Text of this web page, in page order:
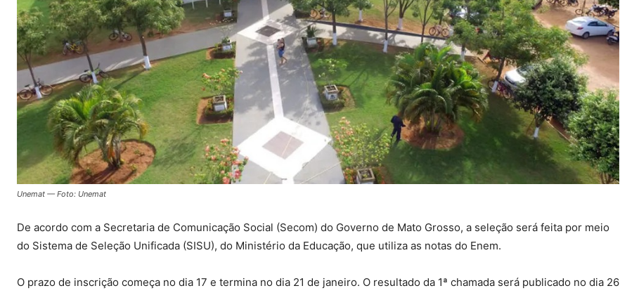
Unemat — Foto: Unemat
De acordo com a Secretaria de Comunicação Social (Secom) do Governo de Mato Grosso, a seleção será feita por meio
do Sistema de Seleção Unificada (SISU), do Ministério da Educação, que utiliza as notas do Enem.
O prazo de inscrição começa no dia 17 e termina no dia 21 de janeiro. O resultado da 1ª chamada será publicado no dia 26